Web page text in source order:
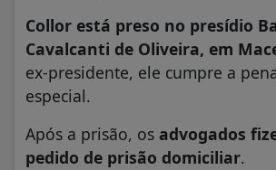
Collor está preso no presídio
Cavalcanti de Oliveira, em
ex-presidente, ele cumpre a
especial.
Após a prisão, os advogados
pedido de prisão domiciliar.